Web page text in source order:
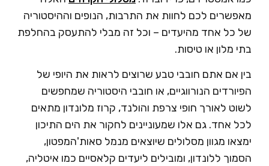
לכם לחוות את התרבות, הנופים וההיסטוריה
כל אחד מהיעדים – וכל זה מבלי להתעסק בהחלפת
מלון או טיסות.
אם אתם חובבי טבע שרוצים לראות את היופי של
הנורווגיים, או חובבי היסטוריה שמחפשים
לאורך חופי צרפת והולנד, קרוז מלונדון מתאים
אחד. גם אלו שמעוניינים לחקור את הים התיכון
מגוון מסלולים שיוצאים מנמל סאות'המפטון,
ללונדון, ומובילים ליעדים קלאסיים כמו איטליה,